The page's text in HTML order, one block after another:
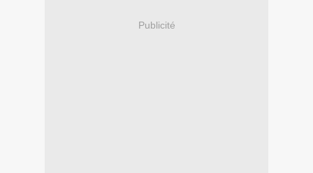
Publicité